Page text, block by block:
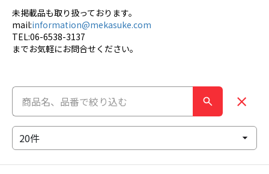
未掲載品も取り扱っております。
mail:information@mekasuke.com
TEL:06-6538-3137
までお気軽にお問合せください。